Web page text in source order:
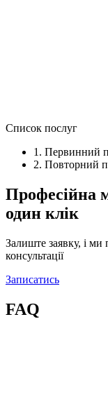
Список послуг
1. Первинний
2. Повторний
Професійна
один клік​
Залиште заявку, і ми
консультації
Записатись
FAQ​